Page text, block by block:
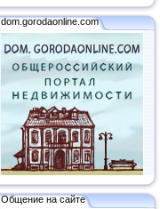
dom.gorodaonline.com
Общение на сайте